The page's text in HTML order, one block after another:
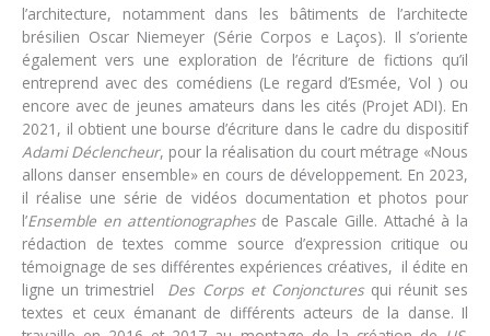
l’architecture, notamment dans les bâtiments de l’architecte
brésilien Oscar Niemeyer (Série Corpos e Laços). Il s’oriente
également vers une exploration de l’écriture de fictions qu’il
entreprend avec des comédiens (Le regard d’Esmée, Vol ) ou
encore avec de jeunes amateurs dans les cités (Projet ADI). En
2021, il obtient une bourse d’écriture dans le cadre du dispositif
Adami Déclencheur, pour la réalisation du court métrage «Nous
allons danser ensemble» en cours de développement. En 2023,
il réalise une série de vidéos documentation et photos pour
l’Ensemble en attentionographesde Pascale Gille. Attaché à la
rédaction de textes comme source d’expression critique ou
témoignage de ses différentes expériences créatives, il édite en
ligne un trimestriel Des Corps et Conjoncturesqui réunit ses
textes et ceux émanant de différents acteurs de la danse. Il